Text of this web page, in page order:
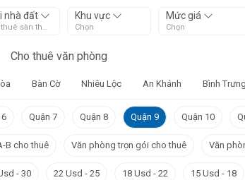
nhà đất
Cho thuê sàn thương mại – Retal
Khu vực
Chọn
Mức giá
Chọn
Cho thuê văn phòng
Bàn Cờ Nhiêu Lộc An Khánh Bình Trưng
6 Quận 7 Quận 8 Quận 9 Quận 10
B cho thuê Văn phòng trọn gói cho thuê Văn
- 30 22 Usd - 25 18 Usd - 22 15 Usd - 18